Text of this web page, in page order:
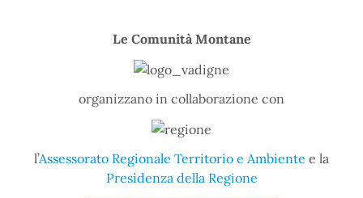
Le Comunità Montane
organizzano in collaborazione con
l’Assessorato Regionale Territorio e Ambiente e la
Presidenza della Regione